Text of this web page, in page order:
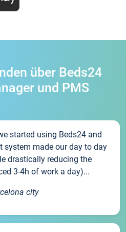
über Beds24
und PMS
started using Beds24 and
system made our day to day
drastically reducing the
3-4h of work a day)...
city